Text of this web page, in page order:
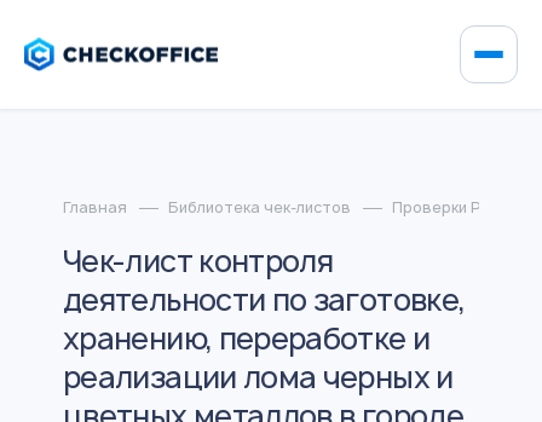
Главная Библиотека чек-листов Проверки
Чек-лист контроля
деятельности по заготовке,
хранению, переработке и
реализации лома черных и